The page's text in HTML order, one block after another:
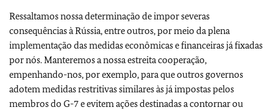
Ressaltamos nossa determinação de impor severas
consequências à Rússia, entre outros, por meio da plena
implementação das medidas econômicas e financeiras já fixadas
por nós. Manteremos a nossa estreita cooperação,
empenhando-nos, por exemplo, para que outros governos
adotem medidas restritivas similares às já impostas pelos
membros do G-7 e evitem ações destinadas a contornar ou